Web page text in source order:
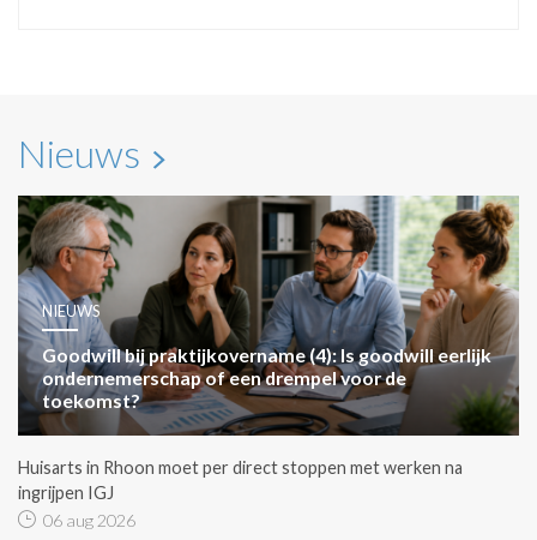
Nieuws
NIEUWS
Goodwill bij praktijkovername (4): Is goodwill eerlijk
ondernemerschap of een drempel voor de
toekomst?
Huisarts in Rhoon moet per direct stoppen met werken na
ingrijpen IGJ
06 aug 2026